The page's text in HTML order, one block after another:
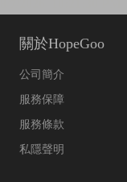
關於HopeGoo
公司簡介
服務保障
服務條款
私隱聲明